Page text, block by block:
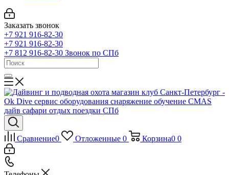
Заказать звонок
+7 921 916-82-30
+7 921 916-82-30
+7 812 916-82-30 Звонок по СПб
Сравнение0 Отложенные 0 Корзина0 0